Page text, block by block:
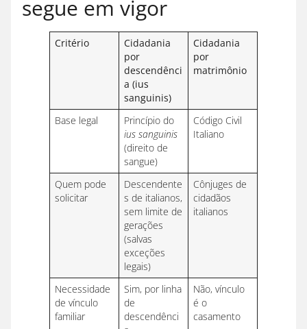
segue em vigor
Critério
Cidadania
por
descendênci
a (ius
sanguinis)
Cidadania
por
matrimônio
Base legal
Princípio do
ius sanguinis
(direito de
sangue)
Código Civil
Italiano
Quem pode
solicitar
Descendente
s de italianos,
sem limite de
gerações
(salvas
exceções
legais)
Cônjuges de
cidadãos
italianos
Necessidade
de vínculo
familiar
Sim, por linha
de
descendênci
Não, vínculo
é o
casamento